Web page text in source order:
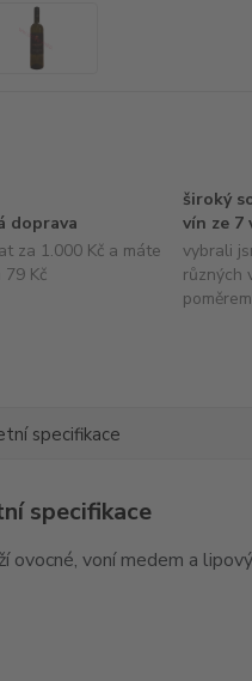
doprava
za 1.000 Kč a máte
Kč
široký
vín ze 7
vybrali
různých
specifikace
specifikace
ovocné, voní medem a